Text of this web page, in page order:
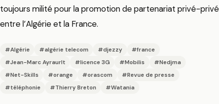
toujours milité pour la promotion de partenariat privé-privé
entre l’Algérie et la France.
#Algérie #algérie telecom #djezzy
#france
#Jean-Marc Ayraurlt
#licence 3G #Mobilis
#Nedjma
#Net-Skills
#orange #orascom
#Revue de presse
#téléphonie
#Thierry Breton #Watania